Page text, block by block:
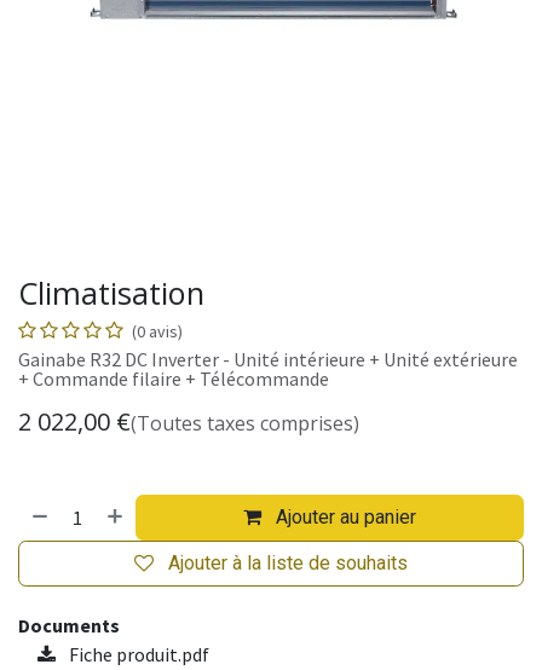
Climatisation
(0 avis)
Gainabe R32 DC Inverter - Unité intérieure + Unité extérieure
+ Commande filaire + Télécommande
2 022,00 €(Toutes taxes comprises)
Ajouter au panier
Ajouter à la liste de souhaits
Documents
Fiche produit.pdf